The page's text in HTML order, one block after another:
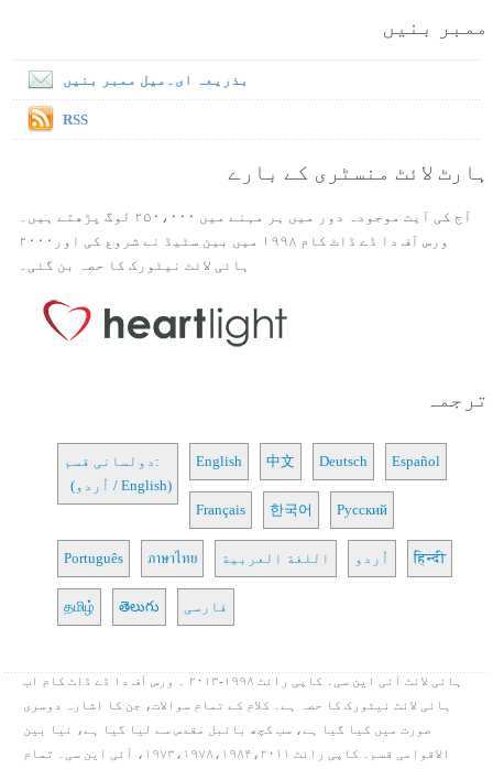
ممبر بنیں
بذریعہ ای۔میل ممبر بنیں
RSS
ہارٹ لائٹ منسٹری کے بارے
آج کی آیت موجودہ دور میں ہر مہنے میں ۲۵۰،۰۰۰ لوگ پڑھتے ہیں۔
ورس آف دا ڈے ڈاٹ کام ۱۹۹۸ میں بین سٹیڈ نے شروع کی اور۲۰۰۰
ہائی لائٹ نیٹورک کا حصہ بن گئی۔
ترجمہ
دولسانی قسم:
(اُردو / English)
English 中文 Deutsch Español
Français 한국어 Русский
Português ภาษาไทย اللغة العربية اُردو हिन्दी
தமிழ் తెలుగు فارسی
ہائی لائٹ آئی این سی۔ کاپی رائٹ ۱۹۹۸-۲۰۱۳ ۔ ورس آف دا ڈے ڈاٹ کام اب
ہائی لائٹ نیٹورک کا حصہ ہے۔ کلام کے تمام سوالات، جن کا اشارہ دوسری
صورت میں کیا گیا ہے، سب کچھ بائبل مقدس سے لیا گیا ہے، نیا بین
الاقوامی قسم۔ کاپی رائٹ ۱۹۷۳،۱۹۷۸،۱۹۸۴،۲۰۱۱، آئی این سی۔ تمام